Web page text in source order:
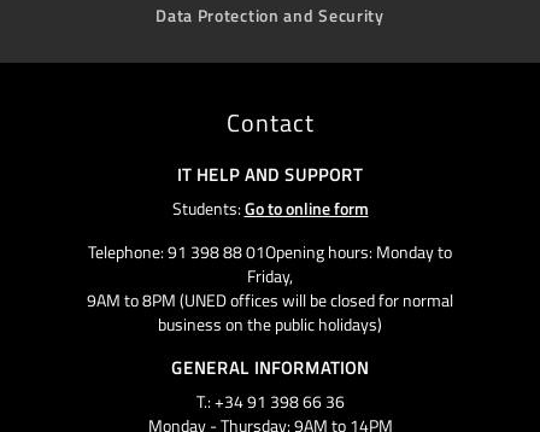
Data Protection and Security
Contact
IT HELP AND SUPPORT
Students:Go to online form
Telephone: 91 398 88 01Opening hours: Monday to
Friday,
9AM to 8PM (UNED offices will be closed for normal
business on the public holidays)
GENERAL INFORMATION
T.: +34 91 398 66 36
Monday - Thursday: 9AM to 14PM